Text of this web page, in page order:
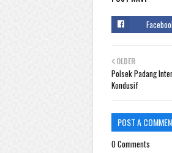
OLDER
Polsek Padang
Kondusif
POST A
0 Comments